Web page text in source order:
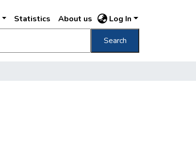
Statistics About us Log In
Search